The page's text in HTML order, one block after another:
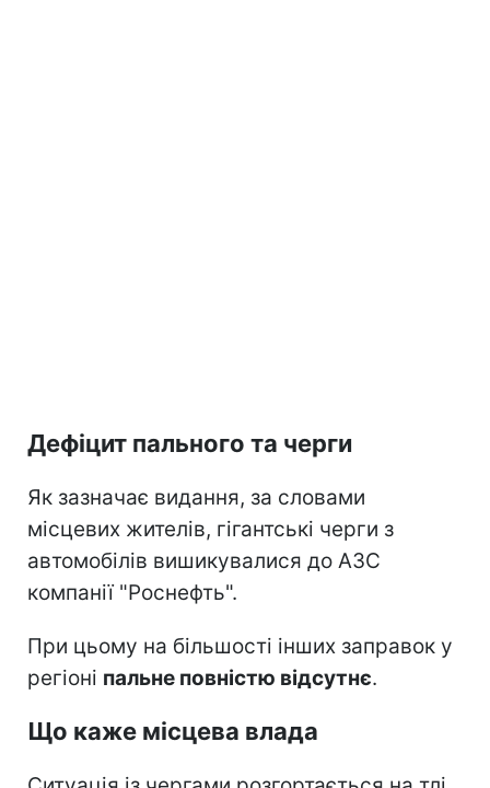
Дефіцит пального та черги
Як зазначає видання, за словами
місцевих жителів, гігантські черги з
автомобілів вишикувалися до АЗС
компанії "Роснефть".
При цьому на більшості інших заправок у
регіоні пальне повністю відсутнє.
Що каже місцева влада